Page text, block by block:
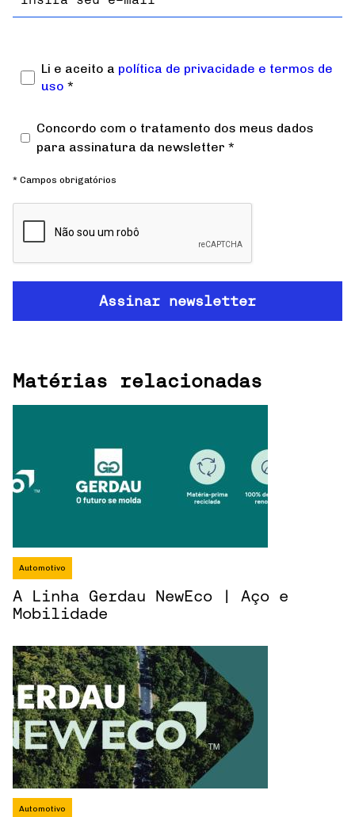
Li e aceito a política de privacidade e termos de
uso *
Concordo com o tratamento dos meus dados
para assinatura da newsletter *
* Campos obrigatórios
Matérias relacionadas
Automotivo
A Linha Gerdau NewEco | Aço e
Mobilidade
Automotivo